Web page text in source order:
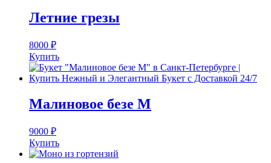
Летние грезы
8000 ₽
Купить
Малиновое безе M
9000 ₽
Купить